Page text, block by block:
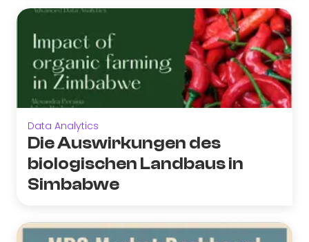
Data Analytics
Die Auswirkungen des
biologischen Landbaus in
Simbabwe